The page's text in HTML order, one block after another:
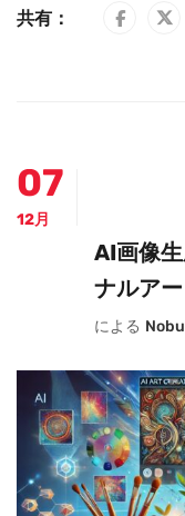
共有：
07
12月
AI画像
ナルア
による